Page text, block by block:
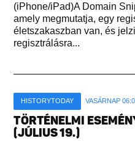
(iPhone/iPad)A Domain
amely megmutatja, egy
életszakaszban van, és
regisztrálásra...
HISTORYTODAY VASÁRNAP
TÖRTÉNELMI
(JÚLIUS 19.)